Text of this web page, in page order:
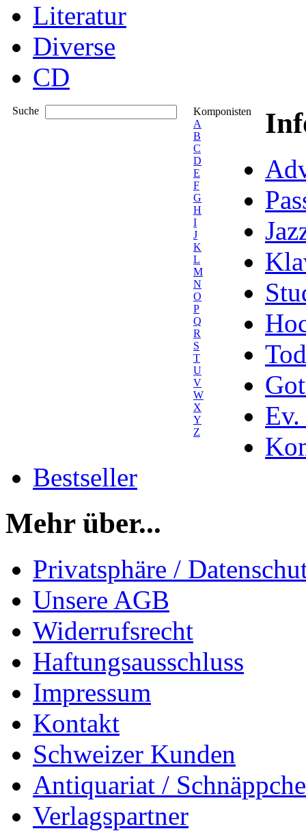
Literatur
Diverse
CD
Suche
Komponisten
A
B
C
D
E
F
G
H
I
J
K
L
M
N
O
P
Q
R
S
T
U
V
W
X
Y
Z
Ev.
Bestseller
Mehr über...
Privatsphäre /
Unsere AGB
Widerrufsrecht
Haftungsausschluss
Impressum
Kontakt
Schweizer Kunden
Antiquariat /
Verlagspartner